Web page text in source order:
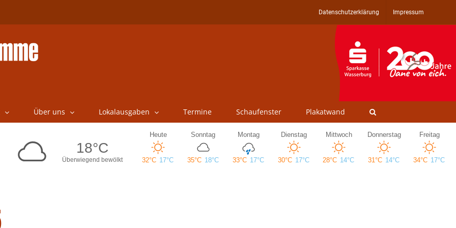
Datenschutzerklärung Impressum
Über uns Lokalausgaben Termine Schaufenster Plakatwand